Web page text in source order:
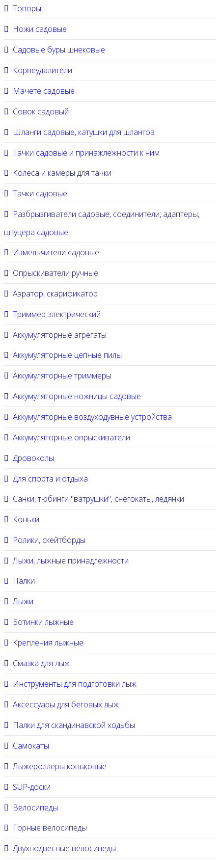
Топоры
Ножи садовые
Садовые буры шнековые
Корнеудалители
Мачете садовые
Совок садовый
Шланги садовые, катушки для шлангов
Тачки садовые и принажлежности к ним
Колеса и камеры для тачки
Тачки садовые
Разбрызгиватели садовые, соединители, адаптеры,
штуцера садовые
Измельчители садовые
Опрыскиватели ручные
Аэратор, скарификатор
Триммер электрический
Аккумуляторные агрегаты
Аккумуляторные цепные пилы
Аккумуляторные триммеры
Аккумуляторные ножницы садовые
Аккумуляторные воздуходувные устройства
Аккумуляторные опрыскиватели
Дровоколы
Для спорта и отдыха
Санки, тюбинги "ватрушки", снегокаты, ледянки
Коньки
Ролики, скейтборды
Лыжи, лыжные принадлежности
Палки
Лыжи
Ботинки лыжные
Крепления лыжные
Смазка для лыж
Инструменты для подготовки лыж
Аксессуары для беговых лыж
Палки для скандинавской ходьбы
Самокаты
Лыжероллеры коньковые
SUP-доски
Велосипеды
Горные велосипеды
Двухподвесные велосипеды